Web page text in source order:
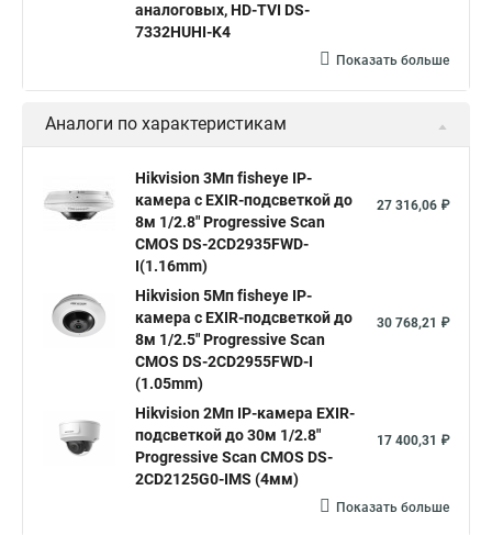
Видеокамеры hikvision ds
Камера Hikvision ds 2ce16d8t
Видеокамера hikvision hiwatch
Камера Hikvision ds 2cd2442fwd
Уличная камера Hikvision ip camera
Hikvision поворотная камера Hikvision купольная
Нikvision микрофон Hikvision поворотная
Hikvision порты
аналоговых, HD-TVI DS-
7332HUHI-K4
Показать больше
Аналоги по характеристикам
Hikvision 3Мп fisheye IP-
камера c EXIR-подсветкой до
8м 1/2.8" Progressive Scan
CMOS DS-2CD2935FWD-
I(1.16mm)
27 316,06 ₽
Hikvision 5Мп fisheye IP-
камера c EXIR-подсветкой до
8м 1/2.5" Progressive Scan
CMOS DS-2CD2955FWD-I
(1.05mm)
30 768,21 ₽
Hikvision 2Мп IP-камера EXIR-
подсветкой до 30м 1/2.8"
Progressive Scan CMOS DS-
2CD2125G0-IMS (4мм)
17 400,31 ₽
Показать больше